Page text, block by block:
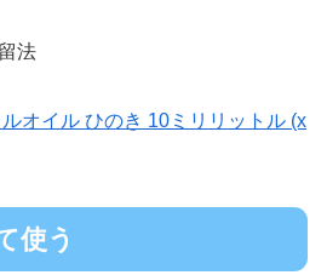
法
オイル ひのき 10ミリリットル (x
使う